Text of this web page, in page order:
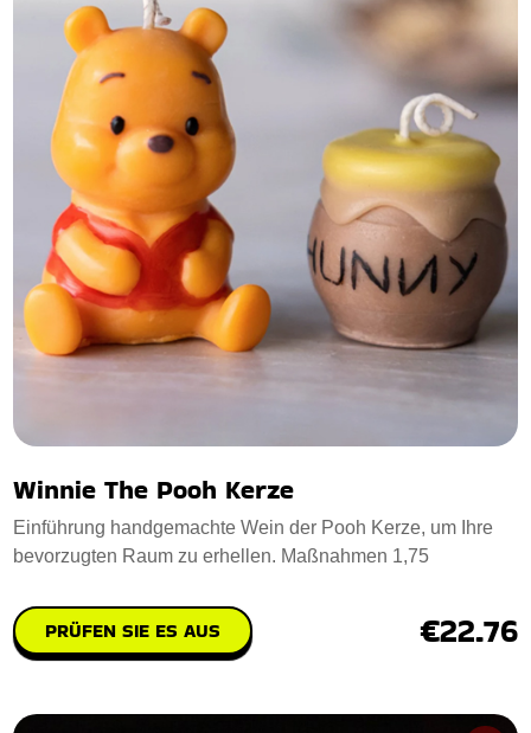
Winnie The Pooh Kerze
Einführung handgemachte Wein der Pooh Kerze, um Ihre
bevorzugten Raum zu erhellen. Maßnahmen 1,75
PRÜFEN SIE ES AUS €22.76